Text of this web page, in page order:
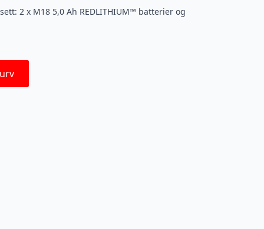
2 x M18 5,0 Ah REDLITHIUM™ batterier og